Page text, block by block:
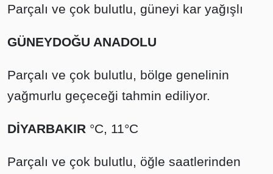
Parçalı ve çok bulutlu, güneyi kar yağışlı
GÜNEYDOĞU ANADOLU
Parçalı ve çok bulutlu, bölge genelinin
yağmurlu geçeceği tahmin ediliyor.
DİYARBAKIR °C, 11°C
Parçalı ve çok bulutlu, öğle saatlerinden